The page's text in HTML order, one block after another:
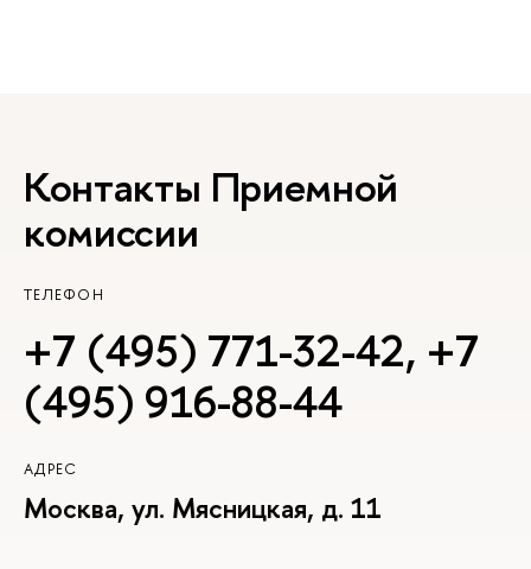
Контакты Приемной
комиссии
ТЕЛЕФОН
+7 (495) 771-32-42, +7
(495) 916-88-44
АДРЕС
Москва, ул. Мясницкая, д. 11